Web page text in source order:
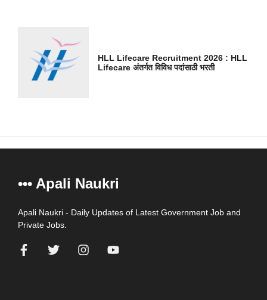
HLL Lifecare Recruitment 2026 : HLL
Lifecare अंतर्गत विविध पदांसाठी भरती
••• Apali Naukri
Apali Naukri - Daily Updates of Latest Government Job and
Private Jobs.